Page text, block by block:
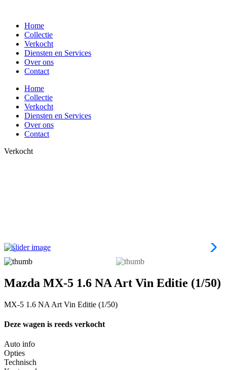
inhoud
Home
Collectie
Verkocht
Diensten en Services
Over ons
Contact
Home
Collectie
Verkocht
Diensten en Services
Over ons
Contact
Verkocht
Mazda MX-5 1.6 NA Art Vin Editie (1/50)
MX-5 1.6 NA Art Vin Editie (1/50)
Deze wagen is reeds verkocht
Auto info
Opties
Technisch